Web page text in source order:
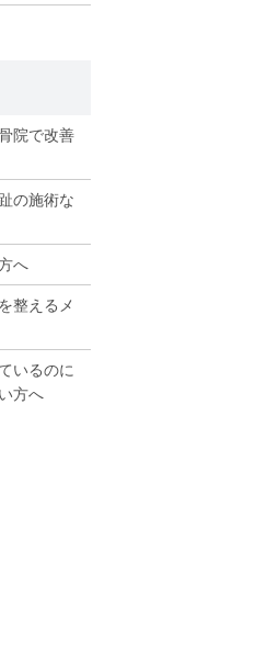
院で改善
の施術な
へ
整えるメ
いるのに
方へ